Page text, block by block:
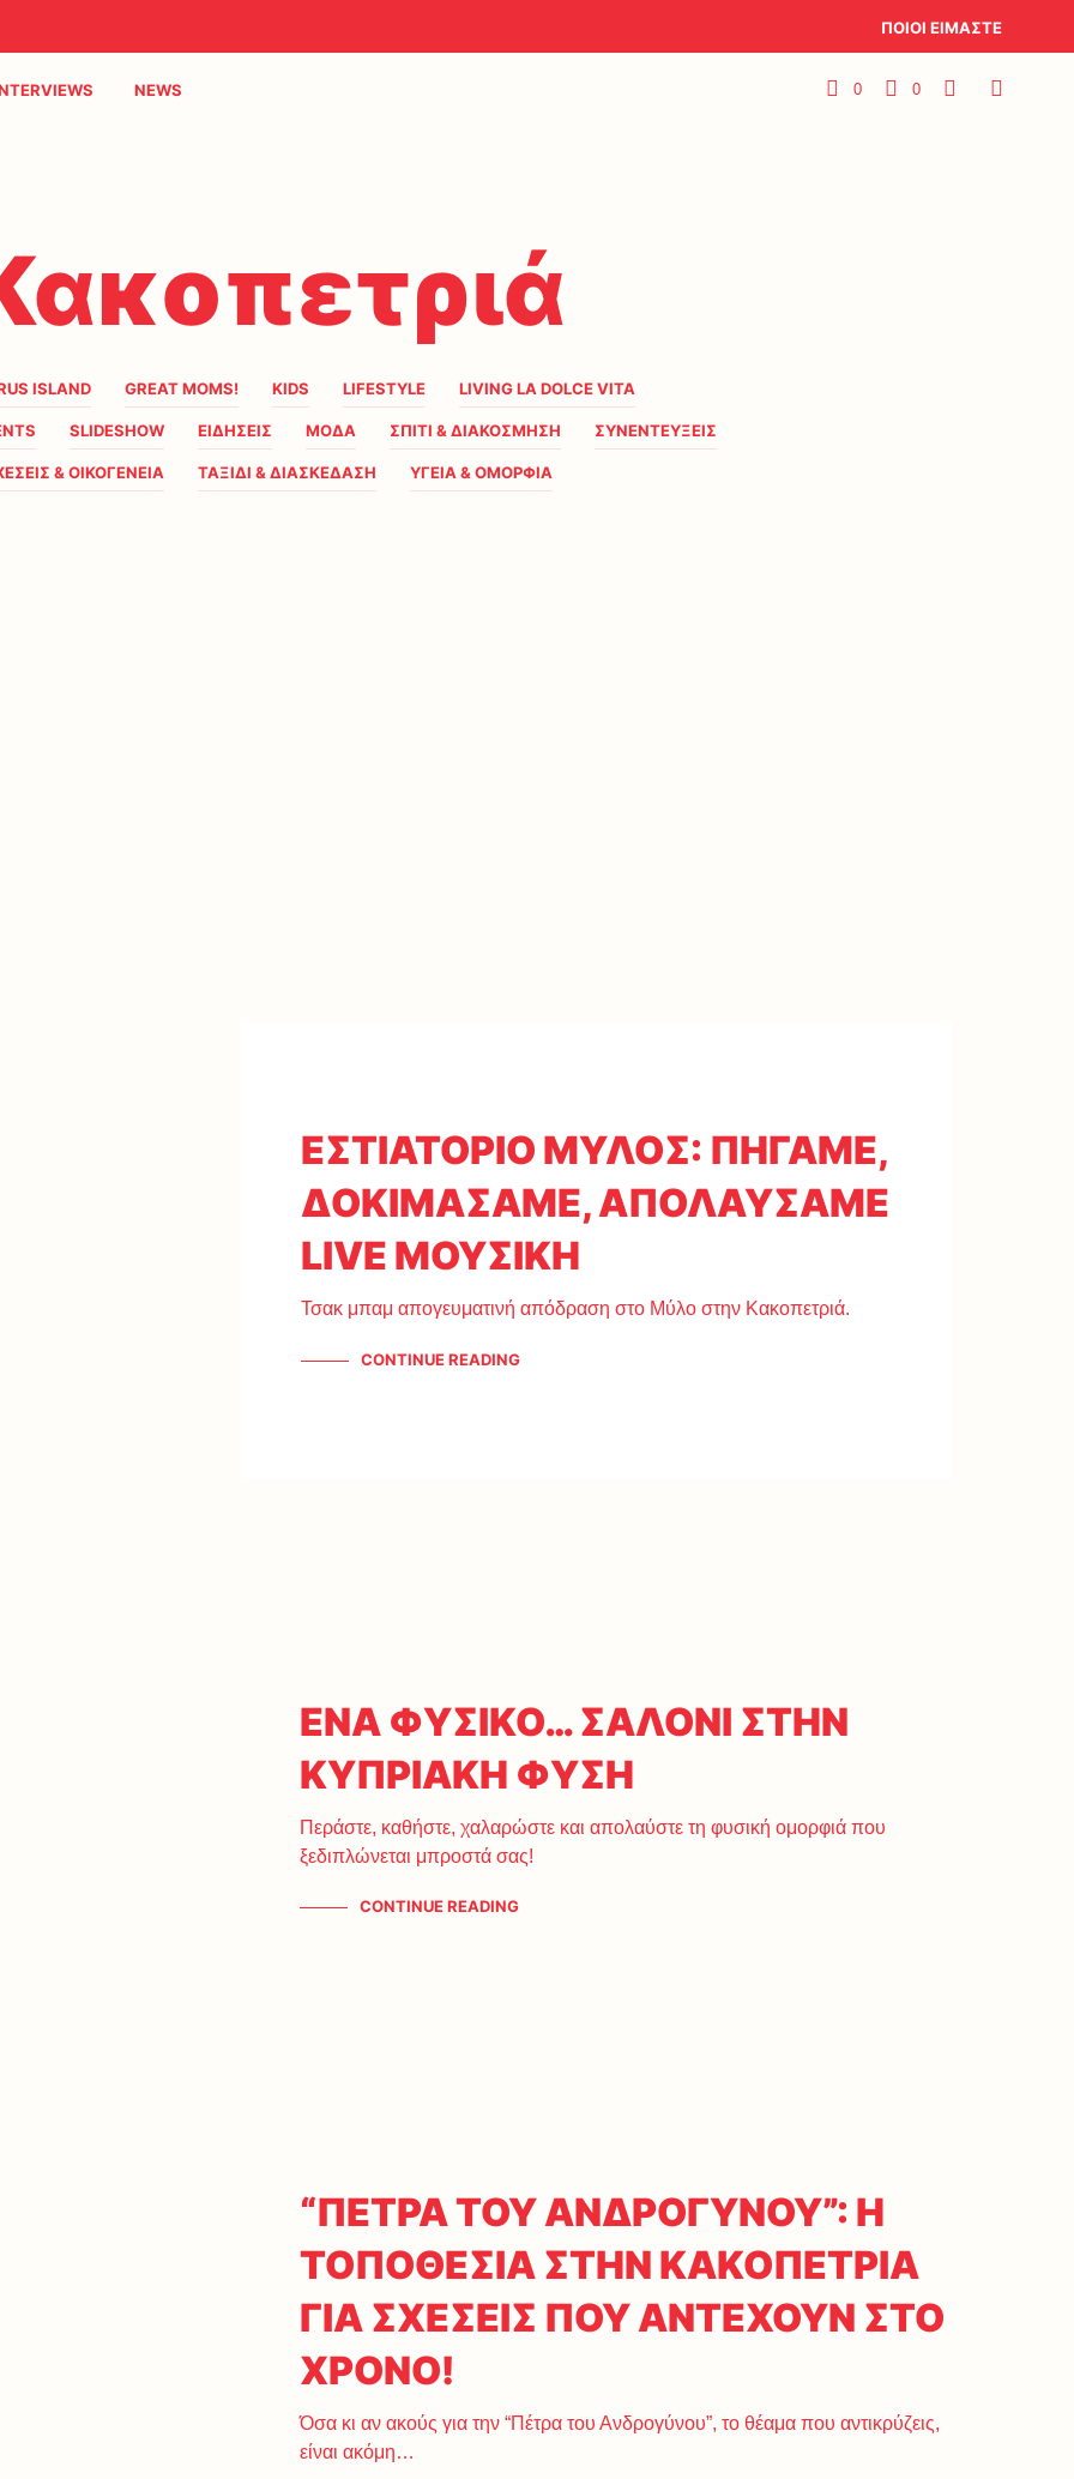
ΠΟΙΟΙ ΕΙΜΑΣΤΕ
NEWS 0 0
ISLAND GREAT MOMS! KIDS LIFESTYLE LIVING LA DOLCE VITA
SLIDESHOW ΕΙΔΗΣΕΙΣ ΜΟΔΑ ΣΠΙΤΙ & ΔΙΑΚΟΣΜΗΣΗ ΣΥΝΕΝΤΕΥΞΕΙΣ
& ΟΙΚΟΓΕΝΕΙΑ ΤΑΞΙΔΙ & ΔΙΑΣΚΕΔΑΣΗ ΥΓΕΙΑ & ΟΜΟΡΦΙΑ
ΕΣΤΙΑΤΟΡΙΟ ΜΥΛΟΣ: ΠΗΓΑΜΕ,
ΔΟΚΙΜΑΣΑΜΕ, ΑΠΟΛΑΥΣΑΜΕ
LIVE ΜΟΥΣΙΚΗ
Τσακ μπαμ απογευματινή απόδραση στο Μύλο στην Κακοπετριά.
CONTINUE READING
ΕΝΑ ΦΥΣΙΚΟ… ΣΑΛΟΝΙ ΣΤΗΝ
ΚΥΠΡΙΑΚΗ ΦΥΣΗ
Περάστε, καθήστε, χαλαρώστε και απολαύστε τη φυσική ομορφιά που
ξεδιπλώνεται μπροστά σας!
CONTINUE READING
“ΠΕΤΡΑ ΤΟΥ ΑΝΔΡΟΓΥΝΟΥ”: Η
ΤΟΠΟΘΕΣΙΑ ΣΤΗΝ ΚΑΚΟΠΕΤΡΙΑ
ΓΙΑ ΣΧΕΣΕΙΣ ΠΟΥ ΑΝΤΕΧΟΥΝ ΣΤΟ
ΧΡΟΝΟ!
Όσα κι αν ακούς για την “Πέτρα του Ανδρογύνου”, το θέαμα που αντικρύζεις,
είναι ακόμη…